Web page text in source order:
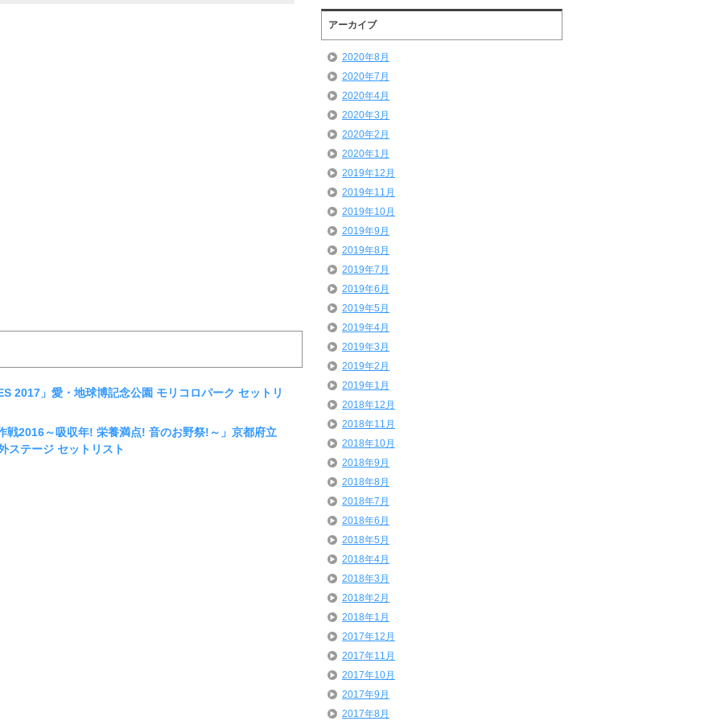
2017」愛・地球博記念公園 モリコロパーク セットリ
戦2016～吸収年! 栄養満点! 音のお野祭!～」京都府立
ステージ セットリスト
アーカイブ
2020年8月
2020年7月
2020年4月
2020年3月
2020年2月
2020年1月
2019年12月
2019年11月
2019年10月
2019年9月
2019年8月
2019年7月
2019年6月
2019年5月
2019年4月
2019年3月
2019年2月
2019年1月
2018年12月
2018年11月
2018年10月
2018年9月
2018年8月
2018年7月
2018年6月
2018年5月
2018年4月
2018年3月
2018年2月
2018年1月
2017年12月
2017年11月
2017年10月
2017年9月
2017年8月